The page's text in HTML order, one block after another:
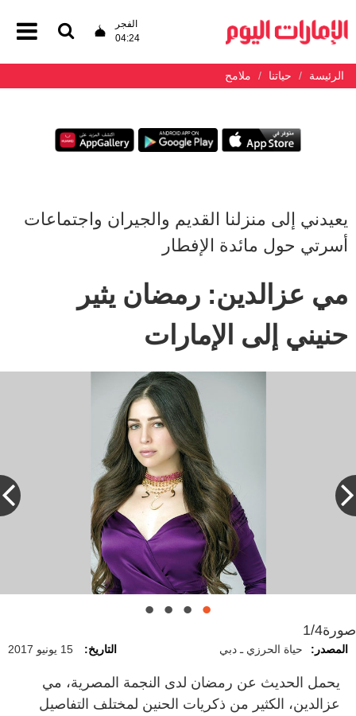
الفجر
04:24
الرئيسة حياتنا ملامح
يعيدني إلى منزلنا القديم والجيران واجتماعات
أسرتي حول مائدة الإفطار
مي عزالدين: رمضان يثير
حنيني إلى الإمارات
صورة1/4
المصدر: حياة الحرزي ـ دبي التاريخ: 15 يونيو 2017
يحمل الحديث عن رمضان لدى النجمة المصرية، مي
عزالدين، الكثير من ذكريات الحنين لمختلف التفاصيل